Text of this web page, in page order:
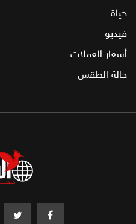
حياة
فيديو
أسعار العملات
حالة الطقس